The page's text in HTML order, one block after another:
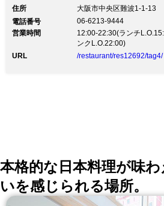
住所
大阪市中央区難波1-1-13
電話番号
06-6213-9444
営業時間
12:00-22:30(ランチ
ンクL.O.22:00)
URL
/restaurant/res12692/tag4/
本格的な日本料理が味
いを感じられる場所。